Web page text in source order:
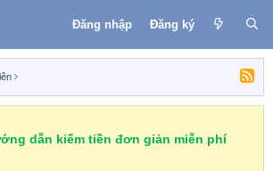
Đăng nhập Đăng ký
dẫn kiếm tiền đơn giản miễn phí